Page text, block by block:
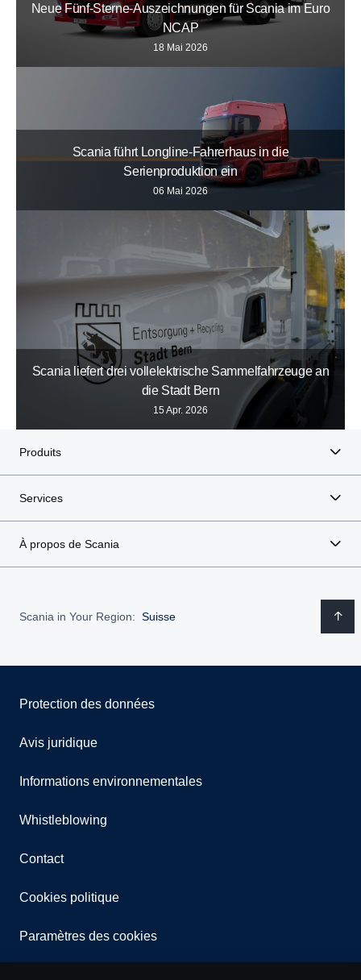
Neue Fünf-Sterne-Auszeichnungen für Scania im Euro
NCAP
18 Mai 2026
Scania führt Longline-Fahrerhaus in die
Serienproduktion ein
06 Mai 2026
Scania liefert drei vollelektrische Sammelfahrzeuge an
die Stadt Bern
15 Apr. 2026
Produits
Services
À propos de Scania
Scania in Your Region: Suisse
Protection des données
Avis juridique
Informations environnementales
Whistleblowing
Contact
Cookies politique
Paramètres des cookies